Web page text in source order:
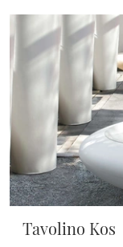
Tavolino Kos